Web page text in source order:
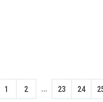
1 2 ... 23 24